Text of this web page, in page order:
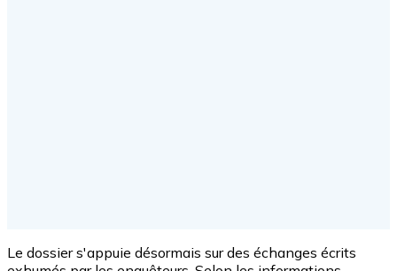
Le dossier s'appuie désormais sur des échanges écrits